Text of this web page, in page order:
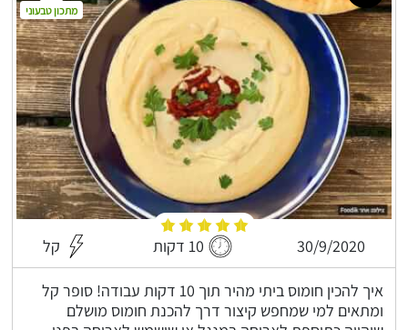
30/9/2020 10 דקות קל
איך להכין חומוס ביתי מהיר תוך 10 דקות עבודה! סופר קל
ומתאים למי שמחפש קיצור דרך להכנת חומוס מושלם
מתכון טבעוני